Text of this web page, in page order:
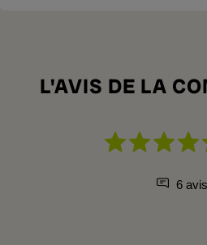
L'AVIS DE LA
6 avis